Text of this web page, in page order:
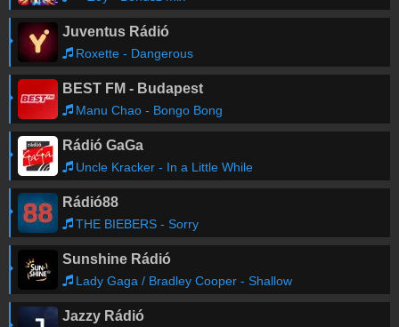
Juventus Rádió
Roxette - Dangerous
BEST FM - Budapest
Manu Chao - Bongo Bong
Rádió GaGa
Uncle Kracker - In a Little While
Rádió88
THE BIEBERS - Sorry
Sunshine Rádió
Lady Gaga / Bradley Cooper - Shallow
Jazzy Rádió